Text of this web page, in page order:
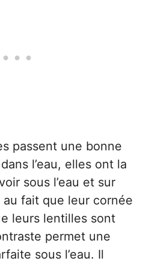
passent une bonne
l’eau, elles ont la
sous l’eau et sur
fait que leur cornée
leurs lentilles sont
permet une
sous l’eau. Il